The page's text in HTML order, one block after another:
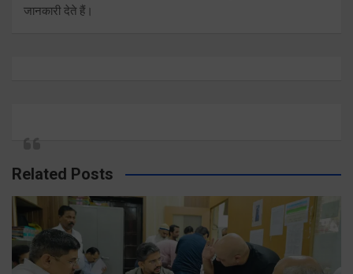
जानकारी देते हैं।
Related Posts